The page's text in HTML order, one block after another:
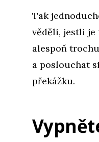
Tak
věděli, jestli je
alespoň
a poslouchat
překážku.